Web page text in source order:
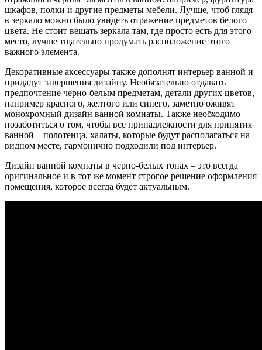
шкафов, полки и другие предметы мебели. Лучше, чтоб глядя
в зеркало можно было увидеть отражение предметов белого
цвета. Не стоит вешать зеркала там, где просто есть для этого
место, лучше тщательно продумать расположение этого
важного элемента.
Декоративные аксессуары также дополнят интерьер ванной и
придадут завершения дизайну. Необязательно отдавать
предпочтение черно-белым предметам, детали других цветов,
например красного, желтого или синего, заметно оживят
монохромный дизайн ванной комнаты. Также необходимо
позаботиться о том, чтобы все принадлежности для принятия
ванной – полотенца, халаты, которые будут располагаться на
видном месте, гармонично подходили под интерьер.
Дизайн ванной комнаты в черно-белых тонах – это всегда
оригинальное и в тот же момент строгое решение оформления
помещения, которое всегда будет актуальным.